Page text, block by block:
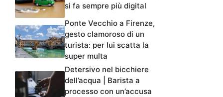
si fa sempre più digital
Ponte Vecchio a Firenze,
gesto clamoroso di un
turista: per lui scatta la
super multa
Detersivo nel bicchiere
dell’acqua | Barista a
processo con un’accusa